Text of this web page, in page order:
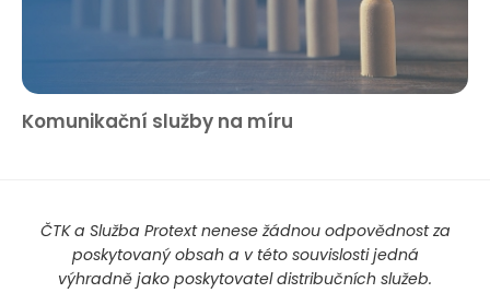
Komunikační služby na míru
ČTK a Služba Protext nenese žádnou odpovědnost za
poskytovaný obsah a v této souvislosti jedná
výhradně jako poskytovatel distribučních služeb.